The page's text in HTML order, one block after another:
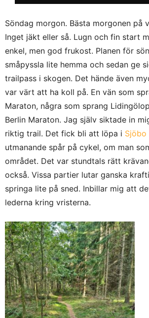
Söndag morgon. Bästa morgonen på
Inget jäkt eller så. Lugn och fin start
enkel, men god frukost. Planen för
småpyssla lite hemma och sedan ge
trailpass i skogen. Det hände även
var värt att ha koll på. En vän som
Maraton, några som sprang
Berlin Maraton. Jag själv siktade in
riktig trail. Det fick bli att löpa i Sjöbo
utmanande spår på cykel, om man
området. Det var stundtals rätt
också. Vissa partier lutar ganska
springa lite på sned. Inbillar mig att
lederna kring vristerna.